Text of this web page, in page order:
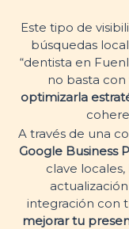
Este tipo de
búsquedas
“dentista en
no basta
optimizarla
A través de una
Google Business
clave
integración con
mejorar tu